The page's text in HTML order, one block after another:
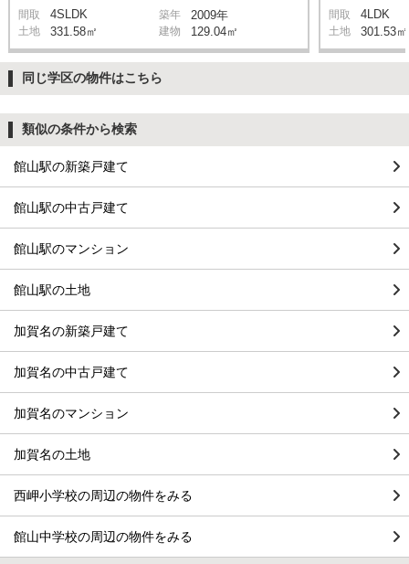
間取 4SLDK 築年 2009年
土地 331.58㎡ 建物 129.04㎡
間取 4LDK
土地 301.53㎡
同じ学区の物件はこちら
類似の条件から検索
館山駅の新築戸建て
館山駅の中古戸建て
館山駅のマンション
館山駅の土地
加賀名の新築戸建て
加賀名の中古戸建て
加賀名のマンション
加賀名の土地
西岬小学校の周辺の物件をみる
館山中学校の周辺の物件をみる